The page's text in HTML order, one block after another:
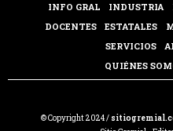
INFO GRAL INDUSTRIA
DOCENTES
ESTATALES
SERVICIOS
QUIÉNES
© Copyright 2024 /